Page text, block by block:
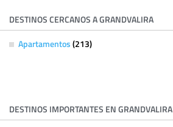
DESTINOS CERCANOS A GRANDVALIRA
Apartamentos (213)
DESTINOS IMPORTANTES EN GRANDVALIRA